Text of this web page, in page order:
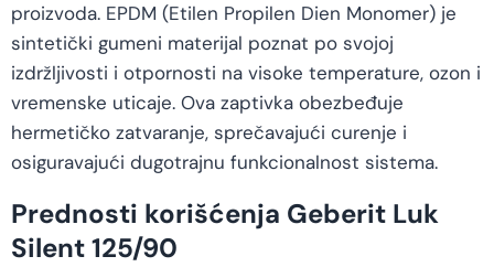
proizvoda. EPDM (Etilen Propilen Dien Monomer) je
sintetički gumeni materijal poznat po svojoj
izdržljivosti i otpornosti na visoke temperature, ozon i
vremenske uticaje. Ova zaptivka obezbeđuje
hermetičko zatvaranje, sprečavajući curenje i
osiguravajući dugotrajnu funkcionalnost sistema.
Prednosti korišćenja Geberit Luk
Silent 125/90